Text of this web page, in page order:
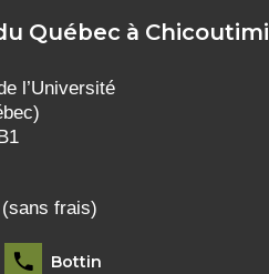
Québec à Chicoutimi
l’Université
frais)
Bottin